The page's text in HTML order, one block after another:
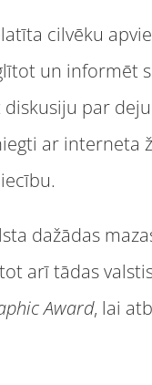
cilvēku
un informēt
par
ar interneta
dažādas
arī tādas
Award, lai